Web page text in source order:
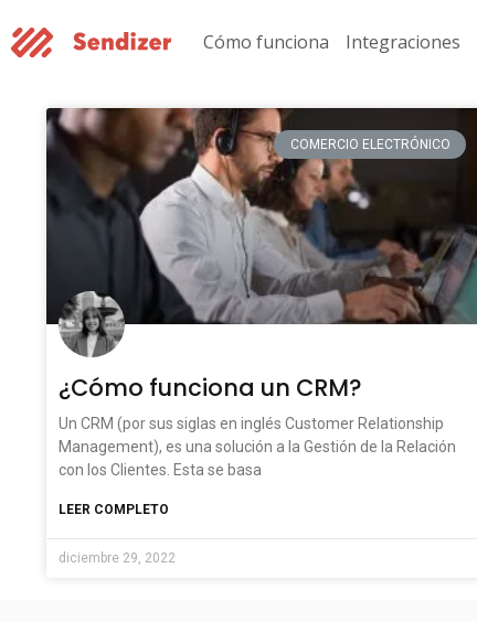
Cómo funciona Integraciones
COMERCIO ELECTRÓNICO
¿Cómo funciona un CRM?
Un CRM (por sus siglas en inglés Customer Relationship
Management), es una solución a la Gestión de la Relación
con los Clientes. Esta se basa
LEER COMPLETO
diciembre 29, 2022